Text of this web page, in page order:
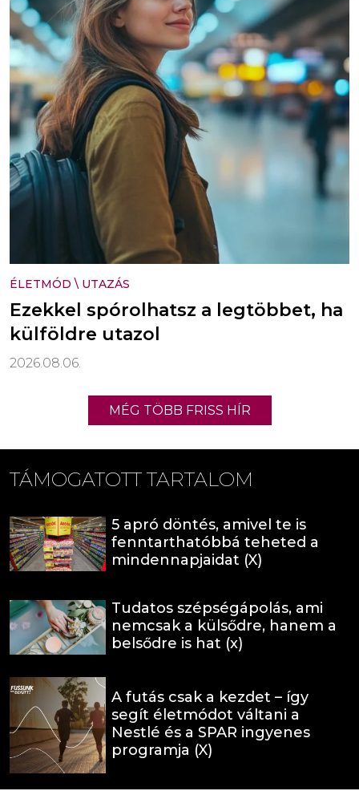
ÉLETMÓD \ UTAZÁS
Ezekkel spórolhatsz a legtöbbet, ha
külföldre utazol
2026.08.06.
MÉG TÖBB FRISS HÍR
TÁMOGATOTT TARTALOM
5 apró döntés, amivel te is
fenntarthatóbbá teheted a
mindennapjaidat (X)
Tudatos szépségápolás, ami
nemcsak a külsődre, hanem a
belsődre is hat (x)
A futás csak a kezdet – így
segít életmódot váltani a
Nestlé és a SPAR ingyenes
programja (X)